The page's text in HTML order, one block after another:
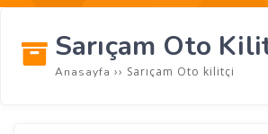
Sarıçam Oto
Anasayfa ›› Sarıçam Oto kilitçi